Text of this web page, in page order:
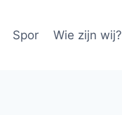
Spor Wie zijn wij?